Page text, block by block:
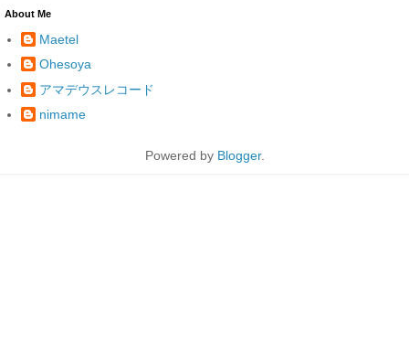
About Me
Maetel
Ohesoya
アマデウスレコード
nimame
Powered by Blogger.